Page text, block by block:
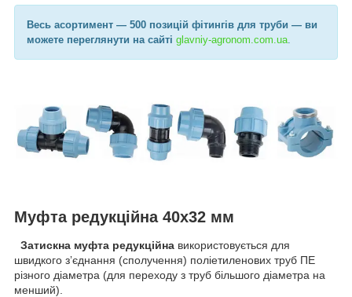
Весь асортимент — 500 позицій фітингів для труби — ви
можете переглянути на сайті glavniy-agronom.com.ua​
Муфта редукційна 40х32 мм
Затискна муфта редукційна використовується для
швидкого зʼєднання (сполучення) поліетиленових труб ПЕ
різного діаметра (для переходу з труб більшого діаметра на
менший).